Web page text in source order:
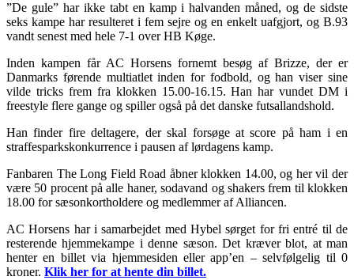
”De gule” har ikke tabt en kamp i halvanden måned, og de sidste
seks kampe har resulteret i fem sejre og en enkelt uafgjort, og B.93
vandt senest med hele 7-1 over HB Køge.
Inden kampen får AC Horsens fornemt besøg af Brizze, der er
Danmarks førende multiatlet inden for fodbold, og han viser sine
vilde tricks frem fra klokken 15.00-16.15. Han har vundet DM i
freestyle flere gange og spiller også på det danske futsallandshold.
Han finder fire deltagere, der skal forsøge at score på ham i en
straffesparkskonkurrence i pausen af lørdagens kamp.
Fanbaren The Long Field Road åbner klokken 14.00, og her vil der
være 50 procent på alle haner, sodavand og shakers frem til klokken
18.00 for sæsonkortholdere og medlemmer af Alliancen.
AC Horsens har i samarbejdet med Hybel sørget for fri entré til de
resterende hjemmekampe i denne sæson. Det kræver blot, at man
henter en billet via hjemmesiden eller app’en – selvfølgelig til 0
kroner. Klik her for at hente din billet.